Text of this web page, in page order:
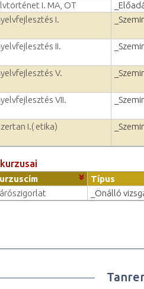
I. MA, OT
I.
II.
V.
VII.
I.( etika)
Típus
_Önálló